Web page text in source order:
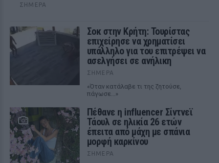
ΣΉΜΕΡΑ
Σοκ στην Κρήτη: Τουρίστας
επιχείρησε να χρηματίσει
υπάλληλο για του επιτρέψει να
ασελγήσει σε ανήλικη
ΣΉΜΕΡΑ
«Όταν κατάλαβε τι της ζητούσε,
πάγωσε...»
Πέθανε η influencer Σίντνεϊ
Τάουλ σε ηλικία 26 ετών
έπειτα από μάχη με σπάνια
μορφή καρκίνου
ΣΉΜΕΡΑ